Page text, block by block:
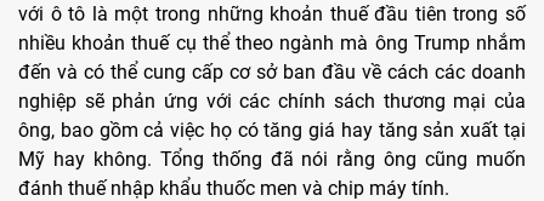
với ô tô là một trong những khoản thuế đầu tiên trong số
nhiều khoản thuế cụ thể theo ngành mà ông Trump nhắm
đến và có thể cung cấp cơ sở ban đầu về cách các doanh
nghiệp sẽ phản ứng với các chính sách thương mại của
ông, bao gồm cả việc họ có tăng giá hay tăng sản xuất tại
Mỹ hay không. Tổng thống đã nói rằng ông cũng muốn
đánh thuế nhập khẩu thuốc men và chip máy tính.